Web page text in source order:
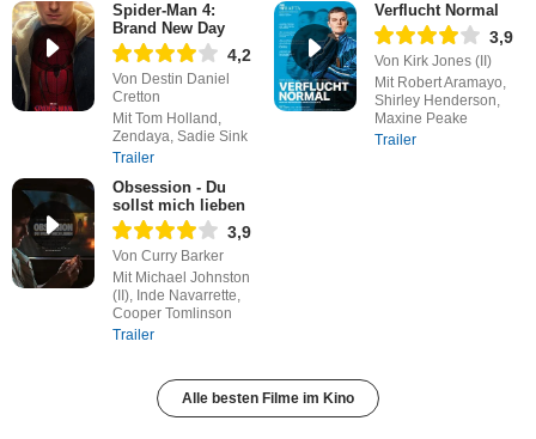
Spider-Man 4:
Brand New Day
4,2
Von Destin Daniel
Cretton
Mit Tom Holland,
Zendaya, Sadie Sink
Trailer
Verflucht Normal
3,9
Von Kirk Jones (II)
Mit Robert Aramayo,
Shirley Henderson,
Maxine Peake
Trailer
Obsession - Du
sollst mich lieben
3,9
Von Curry Barker
Mit Michael Johnston
(II), Inde Navarrette,
Cooper Tomlinson
Trailer
Alle besten Filme im Kino